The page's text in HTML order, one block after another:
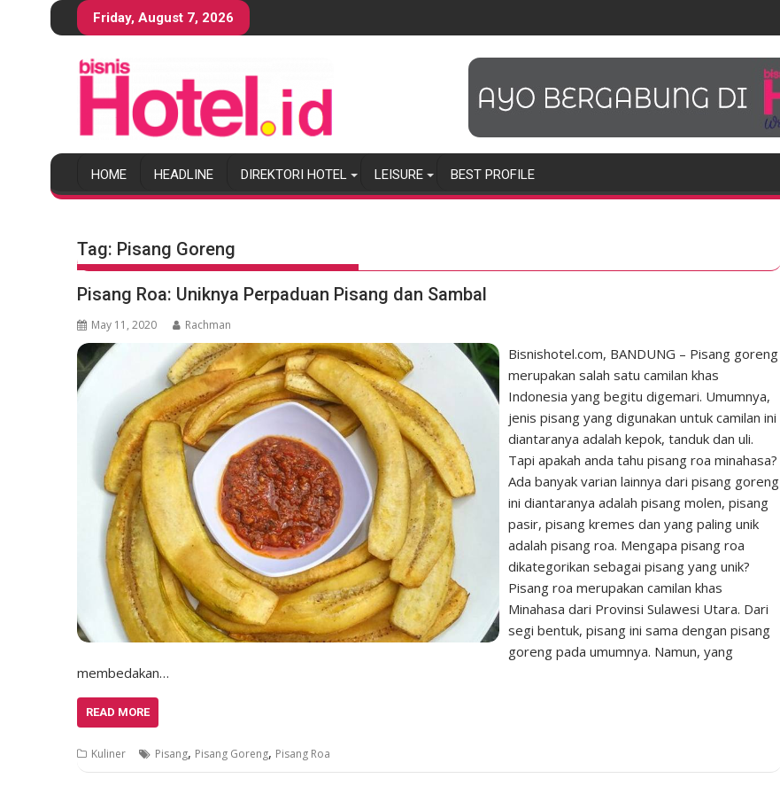
S
k
o
t
Friday, August 7, 2026
HOME HEADLINE DIREKTORI HOTEL LEISURE BEST PROFILE
Tag: Pisang Goreng
Pisang Roa: Uniknya Perpaduan Pisang dan Sambal
May 11, 2020 Rachman
Bisnishotel.com, BANDUNG – Pisang goreng
merupakan salah satu camilan khas
Indonesia yang begitu digemari. Umumnya,
jenis pisang yang digunakan untuk camilan ini
diantaranya adalah kepok, tanduk dan uli.
Tapi apakah anda tahu pisang roa minahasa?
Ada banyak varian lainnya dari pisang goreng
ini diantaranya adalah pisang molen, pisang
pasir, pisang kremes dan yang paling unik
adalah pisang roa. Mengapa pisang roa
dikategorikan sebagai pisang yang unik?
Pisang roa merupakan camilan khas
Minahasa dari Provinsi Sulawesi Utara. Dari
segi bentuk, pisang ini sama dengan pisang
goreng pada umumnya. Namun, yang
membedakan…
READ MORE
Kuliner Pisang, Pisang Goreng, Pisang Roa